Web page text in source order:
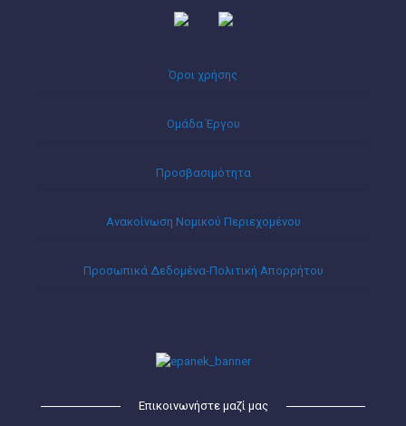
Όροι χρήσης
Ομάδα Έργου
Προσβασιμότητα
Ανακοίνωση Νομικού Περιεχομένου
Προσωπικά Δεδομένα-Πολιτική Απορρήτου
Επικοινωνήστε μαζί μας